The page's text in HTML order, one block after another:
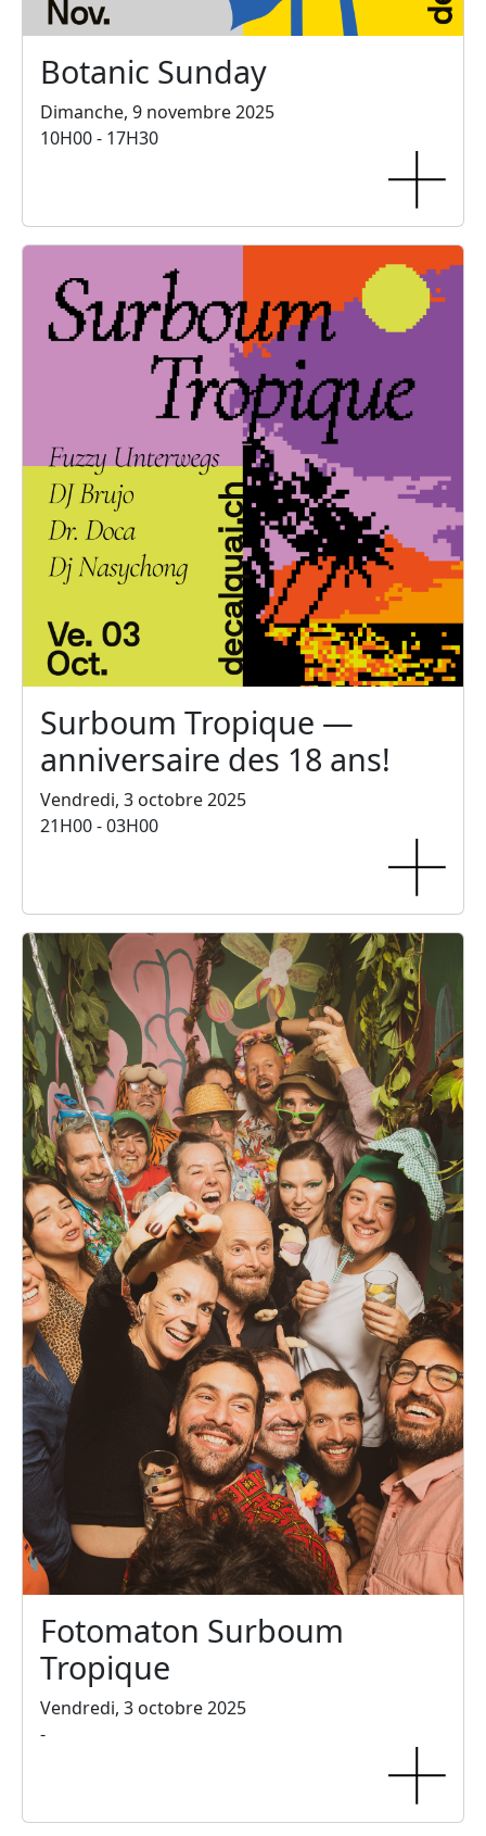
Botanic Sunday
Dimanche, 9 novembre 2025
10H00 - 17H30
Surboum Tropique —
anniversaire des 18 ans!
Vendredi, 3 octobre 2025
21H00 - 03H00
Fotomaton Surboum
Tropique
Vendredi, 3 octobre 2025
-